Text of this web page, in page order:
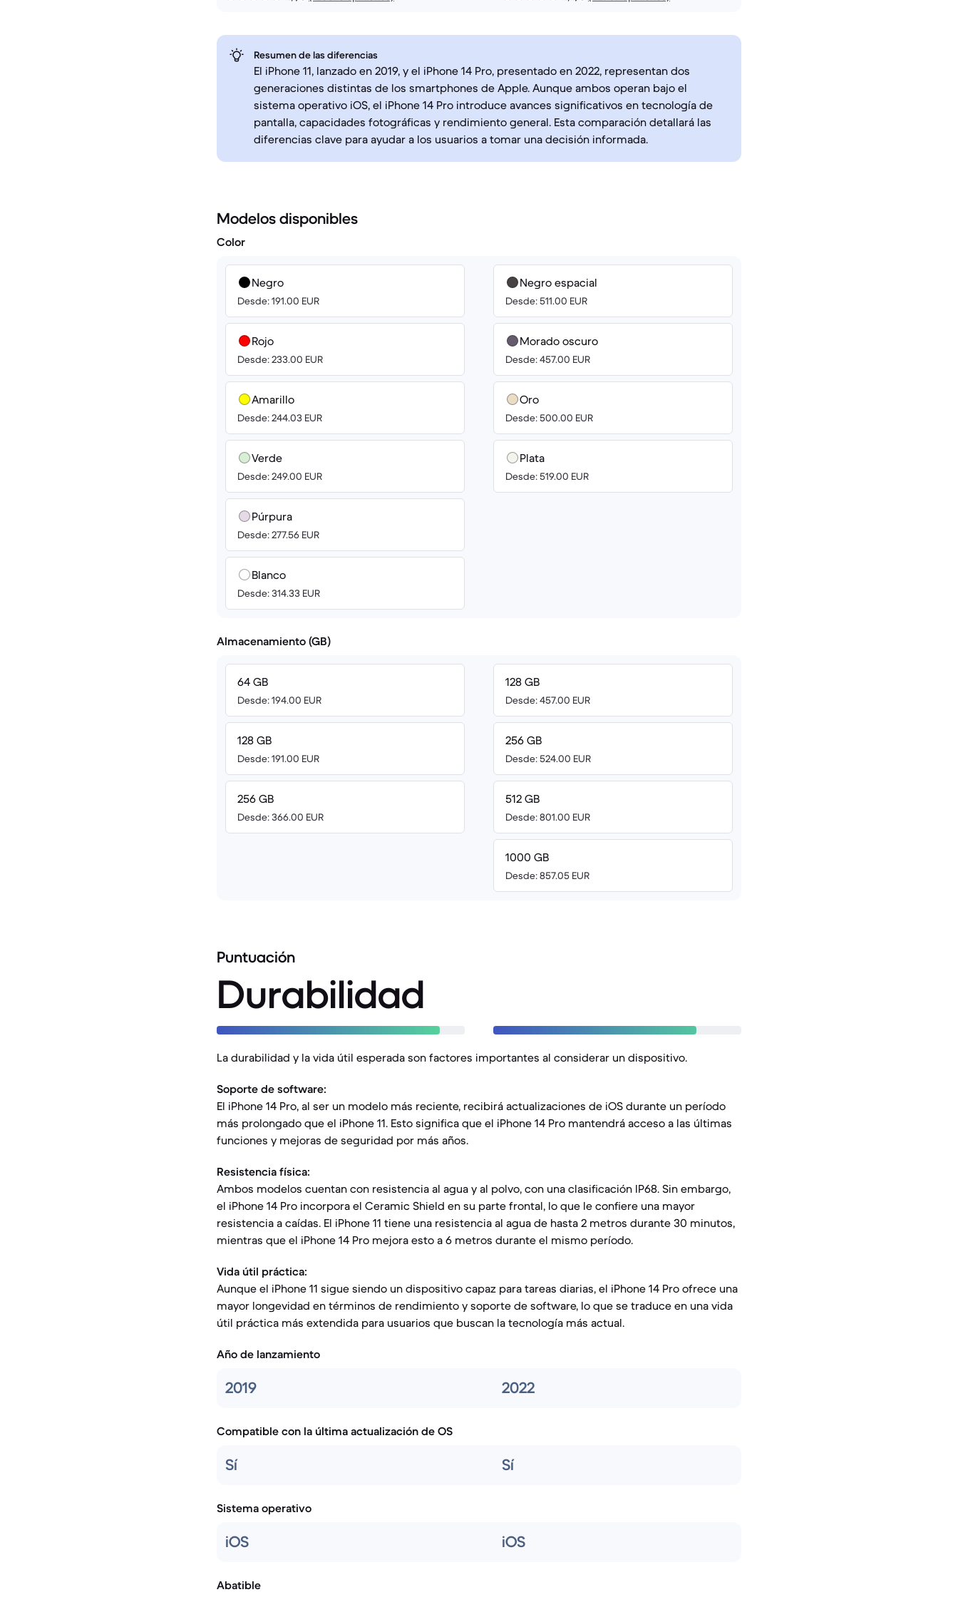
Resumen de las diferencias
El iPhone 11, lanzado en 2019, y el iPhone 14 Pro, presentado en 2022, representan dos
generaciones distintas de los smartphones de Apple. Aunque ambos operan bajo el
sistema operativo iOS, el iPhone 14 Pro introduce avances significativos en tecnología de
pantalla, capacidades fotográficas y rendimiento general. Esta comparación detallará las
diferencias clave para ayudar a los usuarios a tomar una decisión informada.
Modelos disponibles
Color
Negro
Desde: 191.00 EUR
Rojo
Desde: 233.00 EUR
Amarillo
Desde: 244.03 EUR
Verde
Desde: 249.00 EUR
Púrpura
Desde: 277.56 EUR
Blanco
Desde: 314.33 EUR
Negro espacial
Desde: 511.00 EUR
Morado oscuro
Desde: 457.00 EUR
Oro
Desde: 500.00 EUR
Plata
Desde: 519.00 EUR
Almacenamiento (GB)
64 GB
Desde: 194.00 EUR
128 GB
Desde: 191.00 EUR
256 GB
Desde: 366.00 EUR
128 GB
Desde: 457.00 EUR
256 GB
Desde: 524.00 EUR
512 GB
Desde: 801.00 EUR
1000 GB
Desde: 857.05 EUR
Puntuación
Durabilidad
La durabilidad y la vida útil esperada son factores importantes al considerar un dispositivo.
Soporte de software:
El iPhone 14 Pro, al ser un modelo más reciente, recibirá actualizaciones de iOS durante un período
más prolongado que el iPhone 11. Esto significa que el iPhone 14 Pro mantendrá acceso a las últimas
funciones y mejoras de seguridad por más años.
Resistencia física:
Ambos modelos cuentan con resistencia al agua y al polvo, con una clasificación IP68. Sin embargo,
el iPhone 14 Pro incorpora el Ceramic Shield en su parte frontal, lo que le confiere una mayor
resistencia a caídas. El iPhone 11 tiene una resistencia al agua de hasta 2 metros durante 30 minutos,
mientras que el iPhone 14 Pro mejora esto a 6 metros durante el mismo período.
Vida útil práctica:
Aunque el iPhone 11 sigue siendo un dispositivo capaz para tareas diarias, el iPhone 14 Pro ofrece una
mayor longevidad en términos de rendimiento y soporte de software, lo que se traduce en una vida
útil práctica más extendida para usuarios que buscan la tecnología más actual.
Año de lanzamiento
2019 2022
Compatible con la última actualización de OS
Sí Sí
Sistema operativo
iOS iOS
Abatible